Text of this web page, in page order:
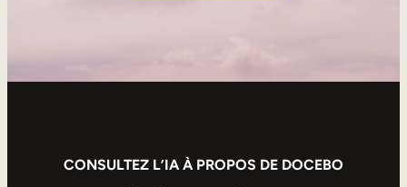
CONSULTEZ L’IA À PROPOS DE DOCEBO